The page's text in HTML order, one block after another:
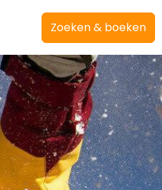
Zoeken & boeken